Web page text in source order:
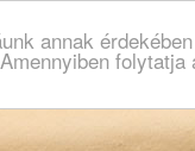
annak